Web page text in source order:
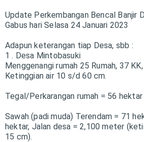
Update Perkembangan Bencal Banjir
Gabus hari Selasa 24 Januari 2023
Adapun keterangan tiap Desa, sbb :
1 . Desa Mintobasuki
Menggenangi rumah 25 Rumah, 37
Ketinggian air 10 s/d 60 cm.
Tegal/Perkarangan rumah = 56
Sawah (padi muda) Terendam = 71
hektar, Jalan desa = 2,100 meter
15 cm).